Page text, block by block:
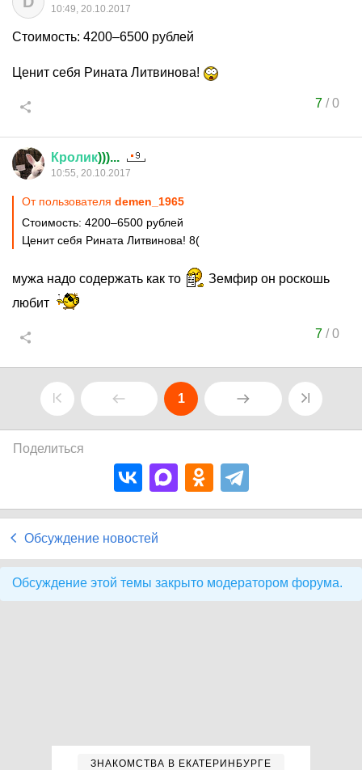
10:49, 20.10.2017
Стоимость: 4200–6500 рублей
Ценит себя Рината Литвинова!
7/0
Кролик)))...
10:55, 20.10.2017
От пользователя demen_1965
Стоимость: 4200–6500 рублей
Ценит себя Рината Литвинова! 8(
мужа надо содержать как то
Земфир он роскошь
любит
7/0
1
Поделиться
Обсуждение новостей
Обсуждение этой темы закрыто модератором форума.
ЗНАКОМСТВА В ЕКАТЕРИНБУРГЕ